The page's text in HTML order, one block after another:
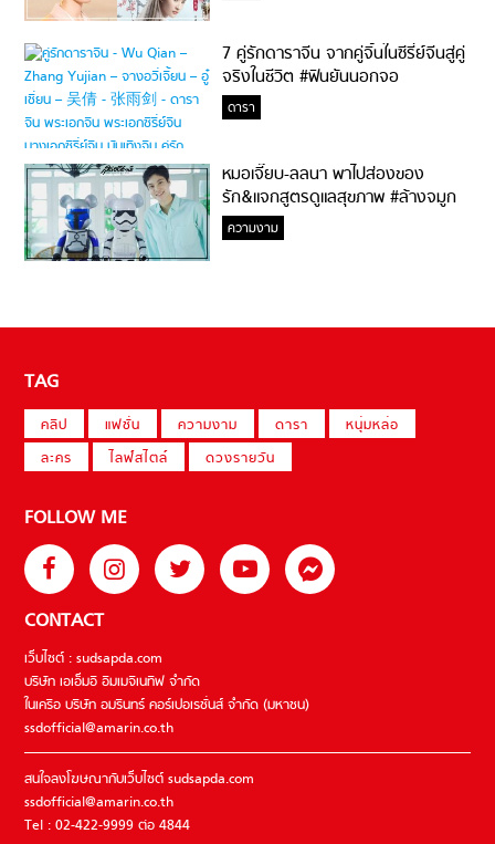
7 คู่รักดาราจีน จากคู่จิ้นในซีรี่ย์จีนสู่คู่
จริงในชีวิต #ฟินยันนอกจอ
ดารา
หมอเจี๊ยบ-ลลนา พาไปส่องของ
รัก&แจกสูตรดูแลสุขภาพ #ล้างจมูก
ไม่ยากจะสอนให้
ความงาม
TAG
คลิป แฟชั่น ความงาม ดารา
หนุ่มหล่อ
ละคร
ไลฟ์สไตล์ ดวงรายวัน
FOLLOW ME
CONTACT
เว็บไซต์ : sudsapda.com
บริษัท เอเอ็มอี อิมเมจิเนทีฟ จำกัด
ในเครือ บริษัท อมรินทร์ คอร์เปอเรชั่นส์ จำกัด (มหาชน)
ssdofficial@amarin.co.th
สนใจลงโฆษณากับเว็บไซต์ sudsapda.com
ssdofficial@amarin.co.th
Tel : 02-422-9999 ต่อ 4844